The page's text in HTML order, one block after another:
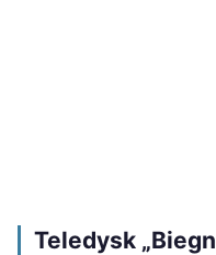
Teledysk